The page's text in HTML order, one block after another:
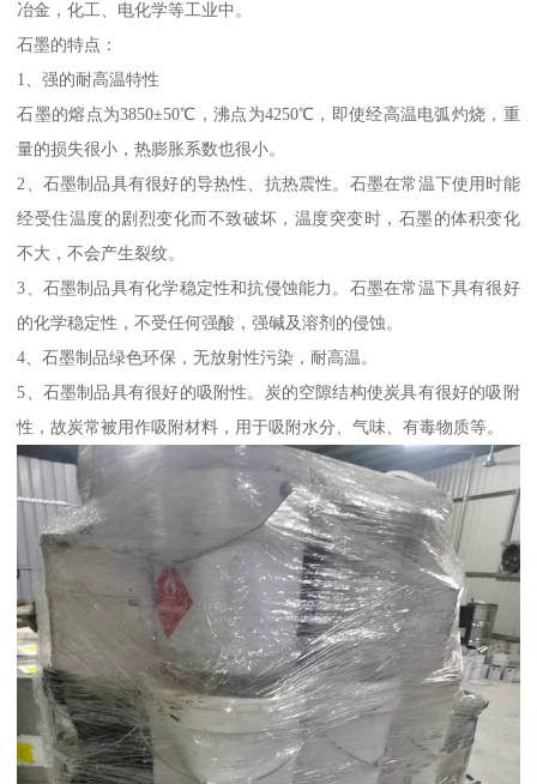
冶金，化工、电化学等工业中。
石墨的特点：
1、强的耐高温特性
石墨的熔点为3850±50℃，沸点为4250℃，即使经高温电弧灼烧，重
量的损失很小，热膨胀系数也很小。
2、石墨制品具有很好的导热性、抗热震性。石墨在常温下使用时能
经受住温度的剧烈变化而不致破坏，温度突变时，石墨的体积变化
不大，不会产生裂纹。
3、石墨制品具有化学稳定性和抗侵蚀能力。石墨在常温下具有很好
的化学稳定性，不受任何强酸，强碱及溶剂的侵蚀。
4、石墨制品绿色环保，无放射性污染，耐高温。
5、石墨制品具有很好的吸附性。炭的空隙结构使炭具有很好的吸附
性，故炭常被用作吸附材料，用于吸附水分、气味、有毒物质等。